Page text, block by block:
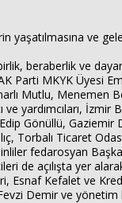
yaşatılmasına ve
beraberlik ve
Parti MKYK Üyesi
Mutlu,
Gönüllü,
Torbalı Ticaret
fedarosyan
de açılışta yer
Esnaf Kefalet ve
Demir ve